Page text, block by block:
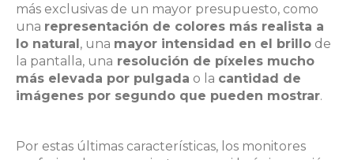
más exclusivas de un mayor presupuesto, como
una representación de colores más realista a
lo natural, una mayor intensidad en el brillo de
la pantalla, una resolución de píxeles mucho
más elevada por pulgada o la cantidad de
imágenes por segundo que pueden mostrar.
Por estas últimas características, los monitores